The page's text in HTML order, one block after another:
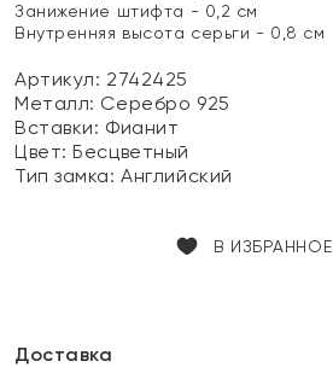
Занижение штифта - 0,2 см
Внутренняя высота серьги - 0,8 см
Артикул: 2742425
Металл: Серебро 925
Вставки: Фианит
Цвет:Бесцветный
Тип замка:Английский
В ИЗБРАННОЕ
Доставка